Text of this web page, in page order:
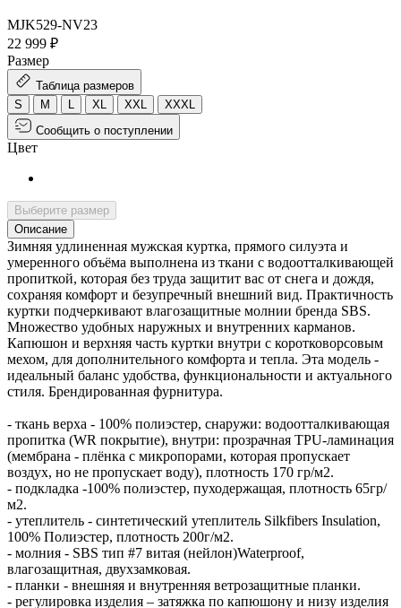
MJK529-NV23
22 999 ₽
Размер
Таблица размеров
S
M XL XXL
XXXL
Сообщить о поступлении
Цвет
Выберите размер
Описание
Зимняя удлиненная мужская куртка, прямого силуэта и
умеренного объёма выполнена из ткани с водоотталкивающей
пропиткой, которая без труда защитит вас от снега и дождя,
сохраняя комфорт и безупречный внешний вид. Практичность
куртки подчеркивают влагозащитные молнии бренда SBS.
Множество удобных наружных и внутренних карманов.
Капюшон и верхняя часть куртки внутри с коротковорсовым
мехом, для дополнительного комфорта и тепла. Эта модель -
идеальный баланс удобства, функциональности и актуального
стиля. Брендированная фурнитура.
- ткань верха - 100% полиэстер, снаружи: водоотталкивающая
пропитка (WR покрытие), внутри: прозрачная TPU-ламинация
(мембрана - плёнка с микропорами, которая пропускает
воздух, но не пропускает воду), плотность 170 гр/м2.
- подкладка -100% полиэстер, пуходержащая, плотность 65гр/
м2.
- утеплитель - синтетический утеплитель Silkfibers Insulation,
100% Полиэстер, плотность 200г/м2.
- молния - SBS тип #7 витая (нейлон)Waterproof,
влагозащитная, двухзамковая.
- планки - внешняя и внутренняя ветрозащитные планки.
- регулировка изделия – затяжка по капюшону и низу изделия